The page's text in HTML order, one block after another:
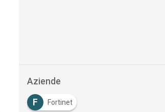
Aziende
F Fortinet